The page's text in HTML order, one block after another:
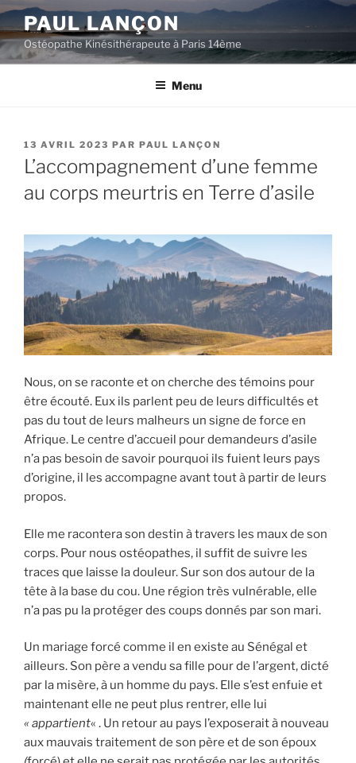
Aller
au
contenu
principal
PAUL LANÇON
Ostéopathe Kinésithérapeute à Paris 14ème
Menu
PUBLIÉ
LE
13 AVRIL 2023 PAR PAUL LANÇON
L’accompagnement d’une femme
au corps meurtris en Terre d’asile
Nous, on se raconte et on cherche des témoins pour
être écouté. Eux ils parlent peu de leurs difficultés et
pas du tout de leurs malheurs un signe de force en
Afrique. Le centre d’accueil pour demandeurs d’asile
n’a pas besoin de savoir pourquoi ils fuient leurs pays
d’origine, il les accompagne avant tout à partir de leurs
propos.
Elle me racontera son destin à travers les maux de son
corps. Pour nous ostéopathes, il suffit de suivre les
traces que laisse la douleur. Sur son dos autour de la
tête à la base du cou. Une région très vulnérable, elle
n’a pas pu la protéger des coups donnés par son mari.
Un mariage forcé comme il en existe au Sénégal et
ailleurs. Son père a vendu sa fille pour de l’argent, dicté
par la misère, à un homme du pays. Elle s’est enfuie et
maintenant elle ne peut plus rentrer, elle lui
« appartient« . Un retour au pays l’exposerait à nouveau
aux mauvais traitement de son père et de son époux